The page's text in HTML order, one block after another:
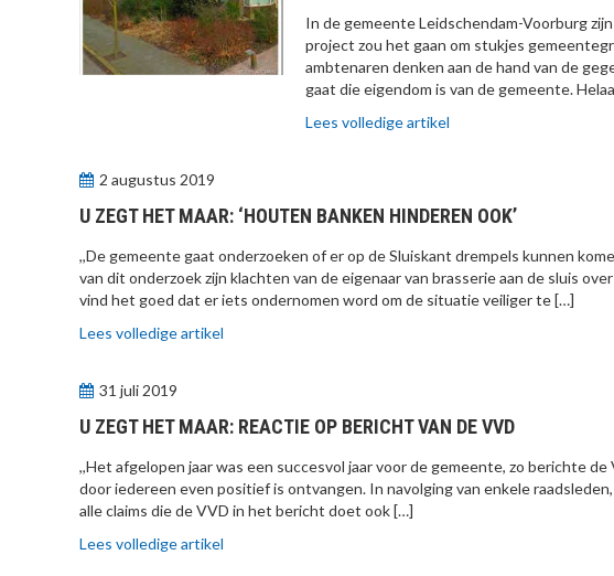
In de gemeente Leidschendam-Voorburg
project zou het gaan om stukjes
ambtenaren denken aan de hand van de
gaat die eigendom is van de gemeente.
Lees volledige artikel
2 augustus 2019
U ZEGT HET MAAR: ‘HOUTEN BANKEN HINDEREN OOK’
,,De gemeente gaat onderzoeken of er op de Sluiskant drempels kunnen
van dit onderzoek zijn klachten van de eigenaar van brasserie aan de sluis
vind het goed dat er iets ondernomen word om de situatie veiliger te […]
Lees volledige artikel
31 juli 2019
U ZEGT HET MAAR: REACTIE OP BERICHT VAN DE VVD
,,Het afgelopen jaar was een succesvol jaar voor de gemeente, zo berichte
door iedereen even positief is ontvangen. In navolging van enkele
alle claims die de VVD in het bericht doet ook […]
Lees volledige artikel